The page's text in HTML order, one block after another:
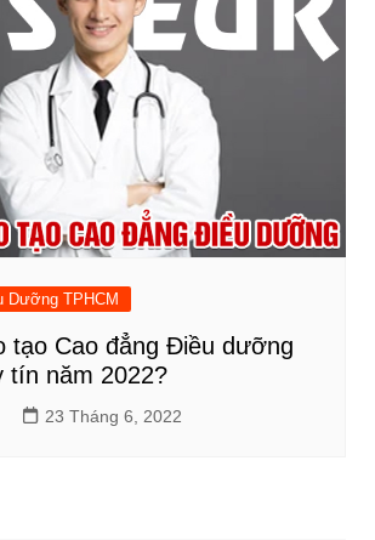
Dưỡng TPHCM
tạo Cao đẳng Điều dưỡng
tín năm 2022?
23 Tháng 6, 2022